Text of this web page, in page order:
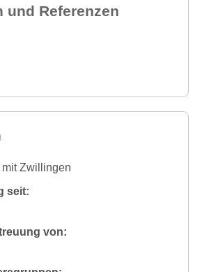
und Referenzen
mit Zwillingen
seit:
von: